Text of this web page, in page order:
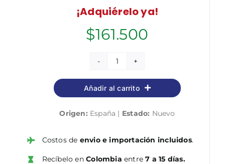
¡Adquiérelo ya!
$161.500
Cuerpo
de
Técnicos
opción
Auxiliares
Añadir al carrito
Origen: España | Estado: Nuevo
Costos de envio e importación incluidos.
Recíbelo enColombia entre7 a 15 días.